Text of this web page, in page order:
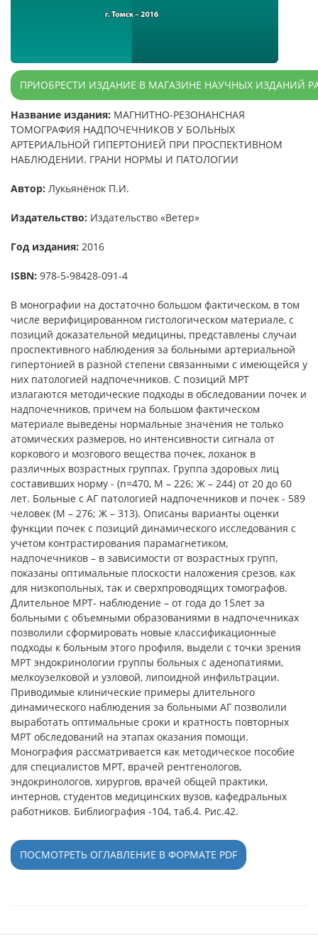
ПРИОБРЕСТИ ИЗДАНИЕ В МАГАЗИНЕ НАУЧНЫХ ИЗДАНИЙ
Название издания: МАГНИТНО-РЕЗОНАНСНАЯ
ТОМОГРАФИЯ НАДПОЧЕЧНИКОВ У БОЛЬНЫХ
АРТЕРИАЛЬНОЙ ГИПЕРТОНИЕЙ ПРИ ПРОСПЕКТИВНОМ
НАБЛЮДЕНИИ. ГРАНИ НОРМЫ И ПАТОЛОГИИ
Автор: Лукьянёнок П.И.
Издательство: Издательство «Ветер»
Год издания: 2016
ISBN: 978-5-98428-091-4
В монографии на достаточно большом фактическом, в том
числе верифицированном гистологическом материале, с
позиций доказательной медицины, представлены случаи
проспективного наблюдения за больными артериальной
гипертонией в разной степени связанными с имеющейся у
них патологией надпочечников. С позиций МРТ
излагаются методические подходы в обследовании почек и
надпочечников, причем на большом фактическом
материале выведены нормальные значения не только
атомических размеров, но интенсивности сигнала от
коркового и мозгового вещества почек, лоханок в
различных возрастных группах. Группа здоровых лиц
составивших норму - (n=470, М – 226; Ж – 244) от 20 до 60
лет. Больные с АГ патологией надпочечников и почек - 589
человек (М – 276; Ж – 313). Описаны варианты оценки
функции почек с позиций динамического исследования с
учетом контрастирования парамагнетиком,
надпочечников – в зависимости от возрастных групп,
показаны оптимальные плоскости наложения срезов, как
для низкопольных, так и сверхпроводящих томографов.
Длительное МРТ- наблюдение – от года до 15лет за
больными с объемными образованиями в надпочечниках
позволили сформировать новые классификационные
подходы к больным этого профиля, выдели с точки зрения
МРТ эндокринологии группы больных с аденопатиями,
мелкоузелковой и узловой, липоидной инфильтрации.
Приводимые клинические примеры длительного
динамического наблюдения за больными АГ позволили
выработать оптимальные сроки и кратность повторных
МРТ обследований на этапах оказания помощи.
Монография рассматривается как методическое пособие
для специалистов МРТ, врачей рентгенологов,
эндокринологов, хирургов, врачей общей практики,
интернов, студентов медицинских вузов, кафедральных
работников. Библиография -104, таб.4. Рис.42.
ПОСМОТРЕТЬ ОГЛАВЛЕНИЕ В ФОРМАТЕ PDF